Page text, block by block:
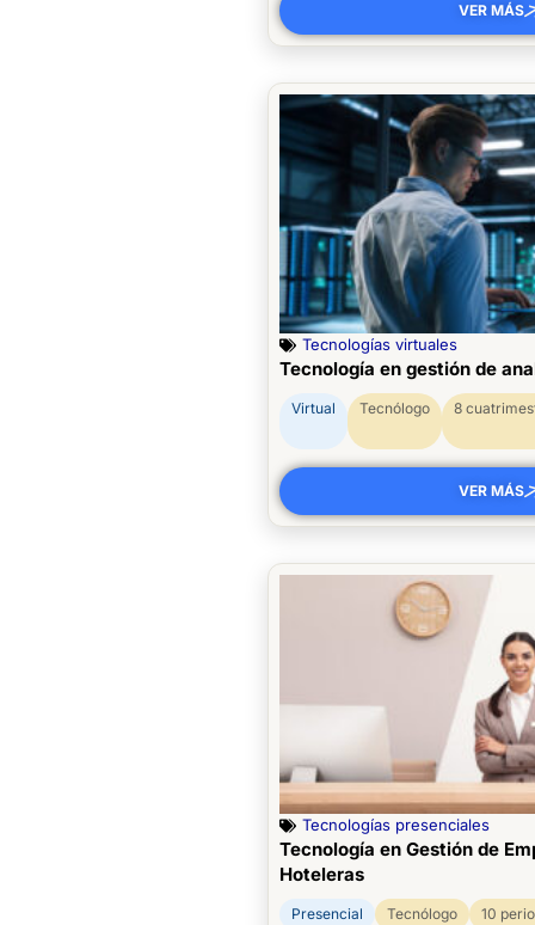
VER MÁS
Tecnologías virtuales
Tecnología en gestión de
Virtual Tecnólogo 8
VER MÁS
Tecnologías presenciales
Tecnología en Gestión de
Hoteleras
Presencial Tecnólogo 10